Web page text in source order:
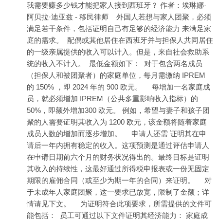
我需要赚多少钱才能把家人接到西班牙？ 作者：埃琳娜·
阿贝拉·迪亚兹 - 移民律师 外国人若想与家人团聚，必须
满足若干条件，包括证明自己有足够的经济能力 来满足家
庭的需求。 配偶或其他居住在西班牙并与担保人共同居住
的一级亲属提供的收入可以计入。但是，来自社会救助系
统的收入不计入。 最低金额如下： 对于包含两名成员
（担保人和被团聚者）的家庭单位，每月需缴纳 IPREM
的 150% ，即 2024 年的 900 欧元。 每增加一名家庭成
员，就必须增加 IPREM（公共多重影响收入指标）的
50%，即额外增加300 欧元。 例如，希望与妻子和孩子团
聚的人需要证明其收入为 1200 欧元，该金额将随着家庭
成员人数的增加而逐步增加。 申请人还需 证明其在申
请后一年内拥有稳定的收入。这项预测是通过评估申请人
在申请日期前六个月的财务状况得出的。最终目标是证明
其收入的持续性，这最好通过所得税申报表或一份无固定
期限的雇佣合同（或至少为期一年的合同）来证明。 对
于未成年人家庭团聚，这一要求已放宽，限制了金额；详
情请见下文。 为证明符合此项要求，所需提供的文件可
能包括： 员工可通过以下文件证明其经济能力： 家庭成